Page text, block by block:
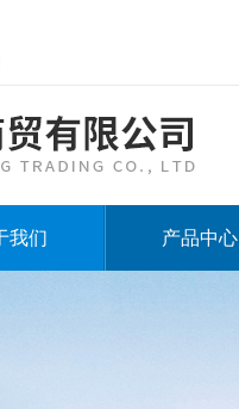
我们 产品中心